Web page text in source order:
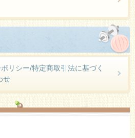
リシー/特定商取引法に基づく
せ